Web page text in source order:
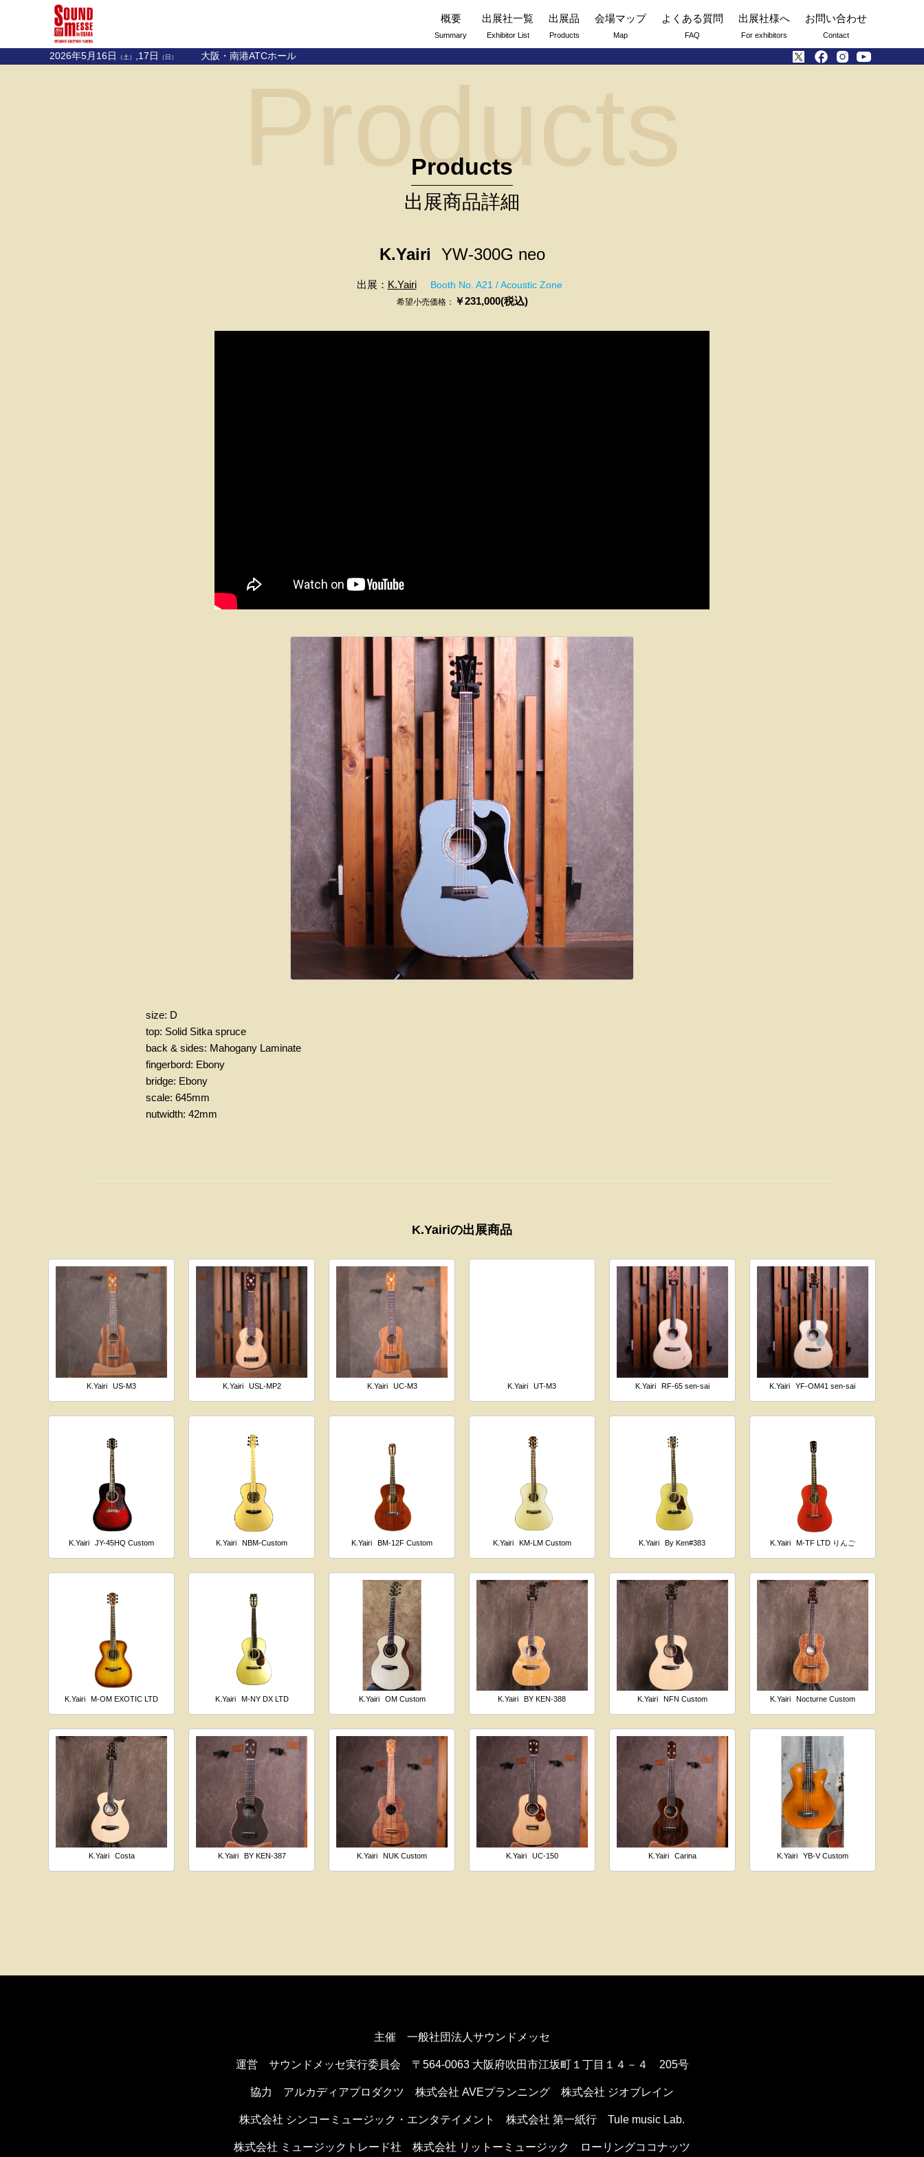
概要
Summary
出展社一覧
Exhibitor List
出展品
Products
会場マップ
Map
よくある質問
FAQ
出展社様へ
For exhibitors
お問い合わせ
Contact
2026年5月16日 （土） ,17日 （日） 大阪・南港ATCホール
Products
Products
出展商品詳細
K.Yairi YW-300G neo
出展： K.Yairi Booth No. A21 / Acoustic Zone
希望小売価格： ￥231,000(税込)
size: D
top: Solid Sitka spruce
back & sides: Mahogany Laminate
fingerbord: Ebony
bridge: Ebony
scale: 645mm
nutwidth: 42mm
K.Yairiの出展商品
K.Yairi US-M3 K.Yairi USL-MP2 K.Yairi UC-M3 K.Yairi UT-M3 K.Yairi RF-65 sen-sai K.Yairi YF-OM41 sen-sai
K.Yairi JY-45HQ Custom K.Yairi NBM-Custom K.Yairi BM-12F Custom K.Yairi KM-LM Custom K.Yairi By Ken#383 K.Yairi M-TF LTD りんご
K.Yairi M-OM EXOTIC LTD K.Yairi M-NY DX LTD K.Yairi OM Custom K.Yairi BY KEN-388 K.Yairi NFN Custom K.Yairi Nocturne Custom
K.Yairi Costa K.Yairi BY KEN-387 K.Yairi NUK Custom K.Yairi UC-150 K.Yairi Carina K.Yairi YB-V Custom
主催 一般社団法人サウンドメッセ
運営 サウンドメッセ実行委員会 〒564-0063 大阪府吹田市江坂町１丁目１４－４ 205号
協力 アルカディアプロダクツ 株式会社 AVEプランニング 株式会社 ジオブレイン
株式会社 シンコーミュージック・エンタテイメント 株式会社 第一紙行 Tule music Lab.
株式会社 ミュージックトレード社 株式会社 リットーミュージック ローリングココナッツ